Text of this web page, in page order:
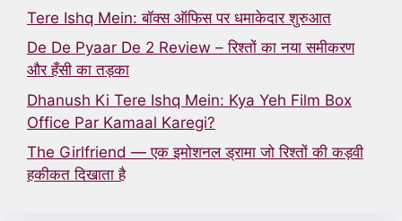
Tere Ishq Mein: बॉक्स ऑफिस पर धमाकेदार शुरुआत
De De Pyaar De 2 Review – रिश्तों का नया समीकरण
और हँसी का तड़का
Dhanush Ki Tere Ishq Mein: Kya Yeh Film Box
Office Par Kamaal Karegi?
The Girlfriend — एक इमोशनल ड्रामा जो रिश्तों की कड़वी
हकीकत दिखाता है